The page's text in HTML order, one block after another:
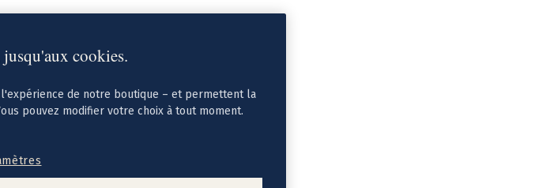
cookies.
de notre boutique – et permettent la
pouvez modifier votre choix à tout moment.